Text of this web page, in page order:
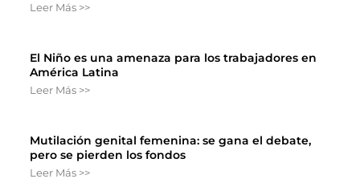
Leer Más >>
El Niño es una amenaza para los trabajadores en
América Latina
Leer Más >>
Mutilación genital femenina: se gana el debate,
pero se pierden los fondos
Leer Más >>